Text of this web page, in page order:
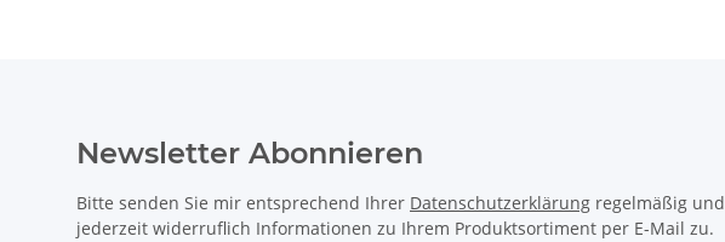
Newsletter Abonnieren
Bitte senden Sie mir entsprechend Ihrer Datenschutzerklärung regelmäßig und
jederzeit widerruflich Informationen zu Ihrem Produktsortiment per E-Mail zu.